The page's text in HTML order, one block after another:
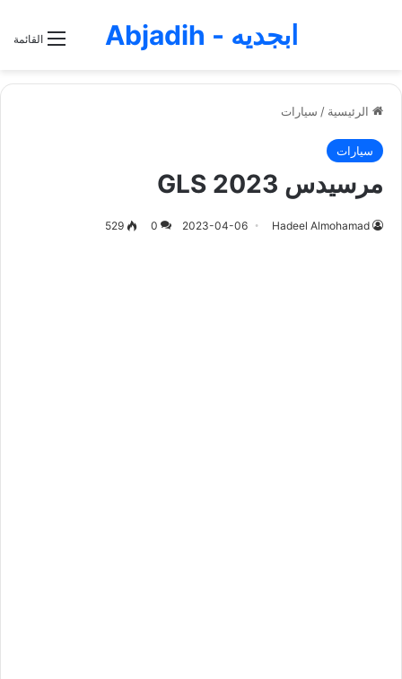
القائمة ابجديه - Abjadih
الرئيسية / سيارات
سيارات
مرسيدس GLS 2023
Hadeel Almohamad
2023-04-06
0
529